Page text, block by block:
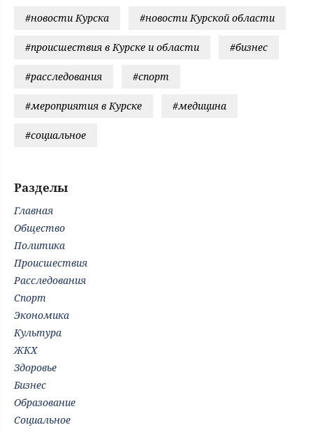
#новости Курска #новости Курской области
#происшествия в Курске и области #бизнес
#расследования #спорт
#мероприятия в Курске #медицина
#социальное
Разделы
Главная
Общество
Политика
Происшествия
Расследования
Спорт
Экономика
Культура
ЖКХ
Здоровье
Бизнес
Образование
Социальное